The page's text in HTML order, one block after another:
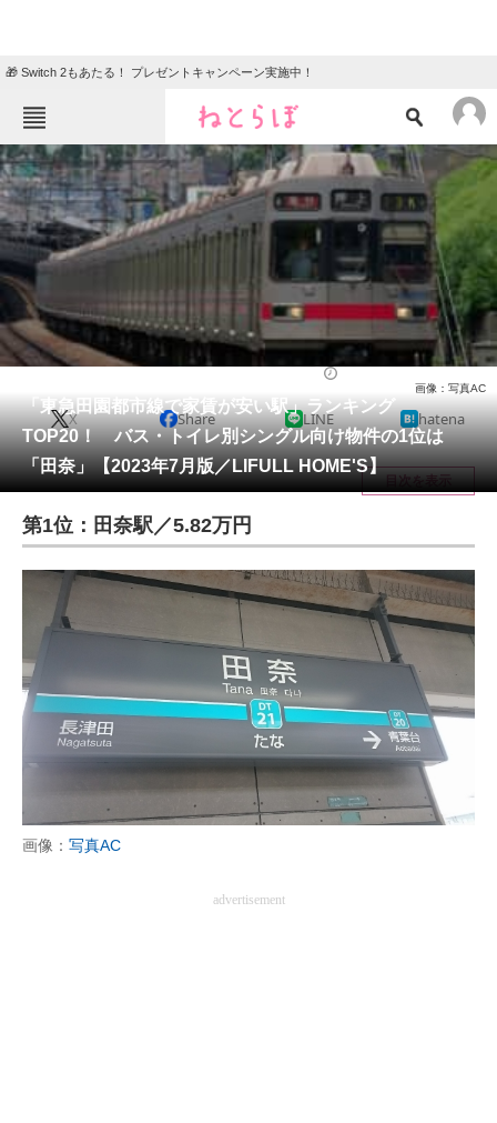
🎁 Switch 2もあたる！ プレゼントキャンペーン実施中！
ねとらぼメニュー
TOP ニュース
エンタメ クイズ
グルメ
住まい 教育・育児
動物
会員記事
メディア
注目記事を集めた総合ページ
ITの今と未来を見通す
スマホと通信の最新トレンド
進化するPCとデバイスの未来
好きが集まる 比べて選べる
ビジネスと働き方のヒント
「東急田園都市線で家賃が安い駅」ランキング
TOP20！ バス・トイレ別シングル向け物件の1位は
「田奈」【2023年7月版／LIFULL HOME'S】
画像：写真AC
X Share LINE hatena
目次を表示
第1位：田奈駅／5.82万円
画像： 写真AC
advertisement